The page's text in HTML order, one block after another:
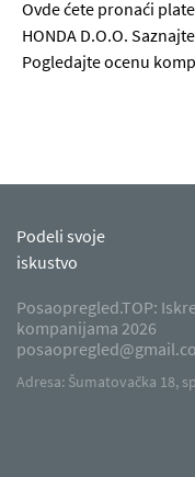
Ovde ćete pronaći
HONDA D.O.O.
Pogledajte ocenu
Podeli svoje
iskustvo
Posaopregled.TOP:
kompanijama 2026
Adresa: Šumatovačka 18,